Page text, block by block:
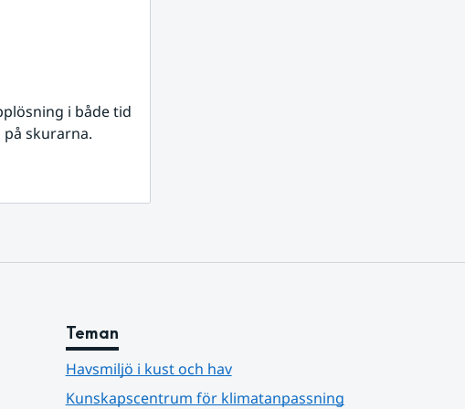
i både tid
skurarna.
Teman
Havsmiljö i kust och hav
Kunskapscentrum för klimatanpassning